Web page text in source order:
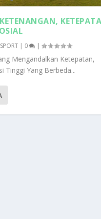
SPORT | 0 |
Mengandalkan Ketepatan,
Tinggi Yang Berbeda...